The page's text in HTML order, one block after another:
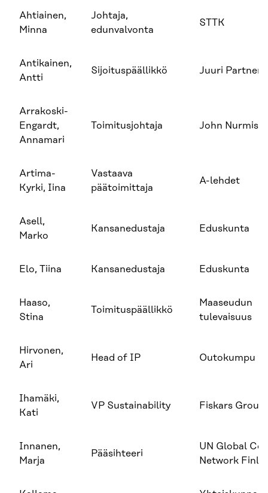
Ahtiainen,
Minna
Johtaja,
edunvalvonta
STTK
Antikainen,
Antti
Sijoituspäällikkö Juuri Partners
Arrakoski-
Engardt,
Annamari
Toimitusjohtaja John
Artima-
Kyrki, Iina
Vastaava
päätoimittaja
A-lehdet
Asell,
Marko
Kansanedustaja Eduskunta
Elo, Tiina Kansanedustaja Eduskunta
Haaso,
Stina
Toimituspäällikkö
Maaseudun
tulevaisuus
Hirvonen,
Ari
Head of IP Outokumpu
Ihamäki,
Kati
VP Sustainability Fiskars Group
Innanen,
Marja
Pääsihteeri
UN Global
Network